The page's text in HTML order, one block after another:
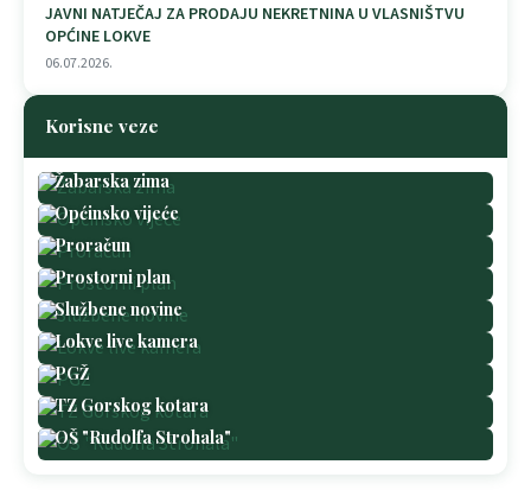
JAVNI NATJEČAJ ZA PRODAJU NEKRETNINA U VLASNIŠTVU
OPĆINE LOKVE
06.07.2026.
Korisne veze
Žabarska zima
Općinsko vijeće
Proračun
Prostorni plan
Službene novine
Lokve live kamera
PGŽ
TZ Gorskog kotara
OŠ "Rudolfa Strohala"